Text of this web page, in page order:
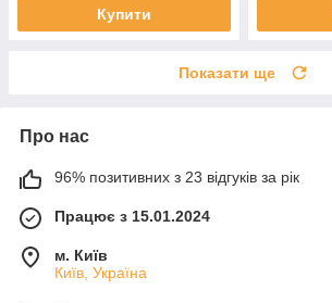
Купити
Показати ще
Про нас
96% позитивних з 23 відгуків за рік
Працює з 15.01.2024
м. Київ
Київ, Україна